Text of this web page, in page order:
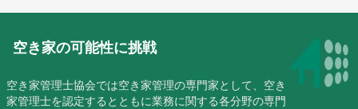
空き家の可能性に挑戦
空き家管理士協会では空き家管理の専門家として、空き
家管理士を認定するとともに業務に関する各分野の専門